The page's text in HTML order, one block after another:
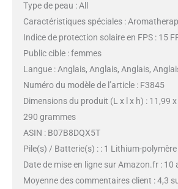
Type de peau : All
Caractéristiques spéciales :
Indice de protection solaire en FPS : 15
Public cible : femmes
Langue : Anglais, Anglais, Anglais,
Numéro du modèle de l’article : F3845
Dimensions du produit (L x l x h) : 11,99
290 grammes
ASIN : B07B8DQX5T
Pile(s) / Batterie(s) : : 1 Lithium-
Date de mise en ligne sur Amazon.fr : 10
Moyenne des commentaires client : 4,3